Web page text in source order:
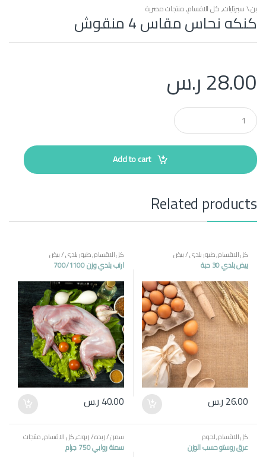
بن \ سبرتايات,كل الاقسام,منتجات مصرية
كنكه نحاس مقاس 4 منقوش
28.00ر.س
Q
u
a
t
i
Add to cart
Related products
كل الاقسام,طيور بلدي / بيض
بيض بلدي 30 حبة
26.00 ر.س
كل الاقسام,طيور بلدي / بيض
ارنب بلدي وزن 700/1100
40.00 ر.س
كل الاقسام,لحوم
عرق روستو حسب الوزن
سمن / زبده / زيوت,كل الاقسام,منتجات
مصرية
سمنة روابي 750 جرام